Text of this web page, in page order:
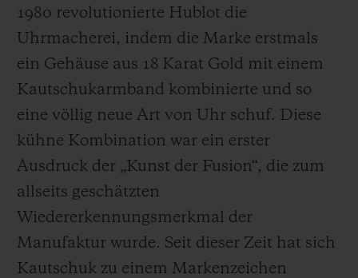
1980 revolutionierte Hublot die
Uhrmacherei, indem die Marke erstmals
ein Gehäuse aus 18 Karat Gold mit einem
Kautschukarmband kombinierte und so
eine völlig neue Art von Uhr schuf. Diese
kühne Kombination war ein erster
Ausdruck der „Kunst der Fusion“, die zum
allseits geschätzten
Wiedererkennungsmerkmal der
Manufaktur wurde. Seit dieser Zeit hat sich
Kautschuk zu einem Markenzeichen